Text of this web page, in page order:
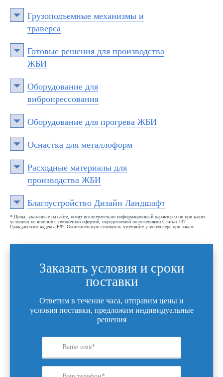
Грузоподъемные механизмы и
траверса
Готовые решения для производства
ЖБИ
Оборудование для
вибропрессования
Оборудование для прогрева ЖБИ
Оснастка для металлоформ
Расходные материалы для
производства ЖБИ
Благоустройство Дизайн Ландшафт
* Цены, указанные на сайте, носят исключительно информационный характер и ни при каких
условиях не являются публичной офертой, определяемой положениями Статьи 437
Гражданского кодекса РФ. Окончательную стоимость уточняйте у менеджера при заказе
Заказать условия и сроки
поставки
Ответим в течение часа, отправим цены и
условия поставки, предложим индивидуальные
решения